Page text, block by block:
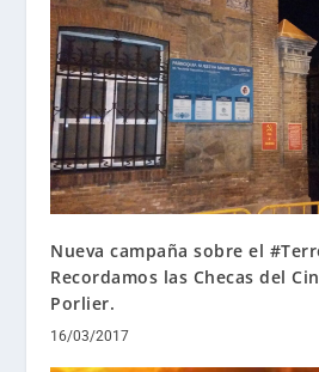
Nueva campaña sobre el
Recordamos las Checas del
Porlier.
16/03/2017